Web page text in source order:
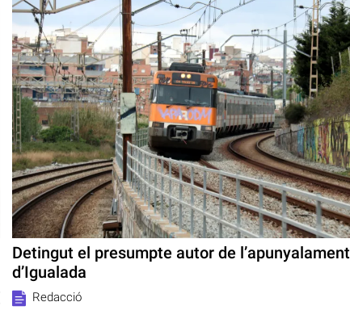
Detingut el presumpte autor de l’apunyalament
d’Igualada
Redacció